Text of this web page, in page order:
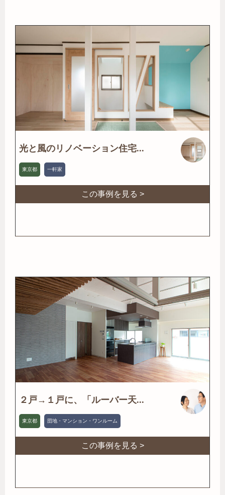
光と風のリノベーション住宅...
東京都 一軒家
この事例を見る >
２戸→１戸に、「ルーバー天...
東京都 団地・マンション・ワンルーム
この事例を見る >